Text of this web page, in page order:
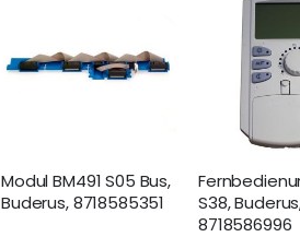
Modul BM491 S05 Bus,
Buderus, 8718585351
S38,
8718586996